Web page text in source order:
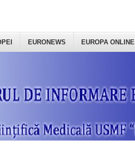
EURONEWS EUROPA ONLINE